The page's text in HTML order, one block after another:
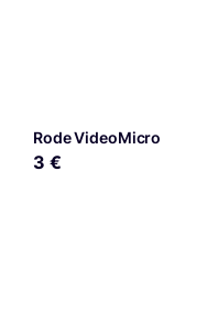
Rode VideoMicro
3 €